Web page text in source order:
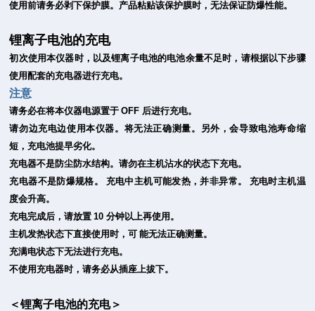
使用前请务必剥下保护膜。产品粘贴该保护膜时，无法保证防爆性能。
锂离子电池的充电
初次使用本仪器时，以及锂离子电池的电池余量不足时，请根据以下步骤
使用配套的充电器进行充电。
注意
请务必在将本仪器电源置于OFF 后进行充电。
请勿边充电边使用本仪器。将无法正确测量。另外，会导致电池寿命缩
短，充电池提早劣化。
充电器不是防尘防水结构。请勿在主机沾水的状态下充电。
充电器不是防爆规格。 充电中主机可能发热，并非异常。 充电时主机温
度会升高。
充电完成后，请放置10分钟以上再使用。
主机发热状态下直接使用时，可能无法正确测量。
充满电状态下无法进行充电。
不使用充电器时，请务必从插座上拔下。
＜锂离子电池的充电＞